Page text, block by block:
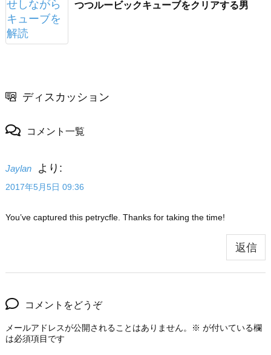
つつルービックキューブをクリアする男
ディスカッション
コメント一覧
Jaylan より:
2017年5月5日 09:36
You’ve captured this petrycfle. Thanks for taking the time!
返信
コメントをどうぞ
メールアドレスが公開されることはありません。 ※ が付いている欄
は必須項目です